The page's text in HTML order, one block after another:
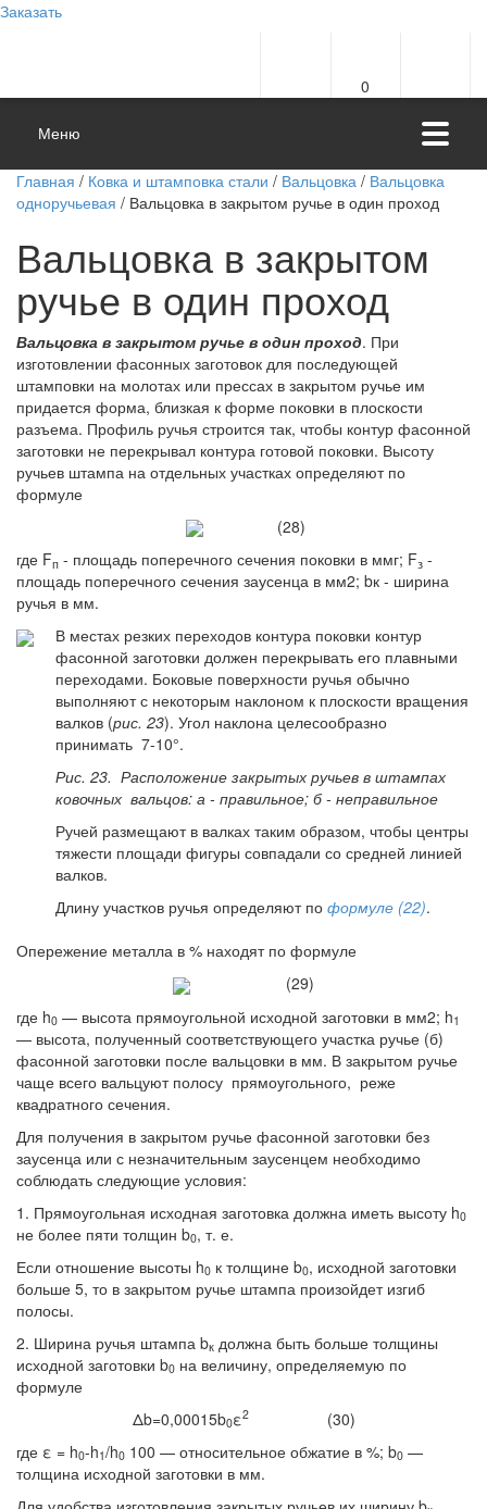
Заказать
0
Меню
Главная / Ковка и штамповка стали / Вальцовка / Вальцовка
одноручьевая / Вальцовка в закрытом ручье в один проход
Вальцовка в закрытом
ручье в один проход
Вальцовка в закрытом ручье в один проход. При
изготовлении фасонных заготовок для последующей
штамповки на молотах или прессах в закрытом ручье им
придается форма, близкая к форме поковки в плоскости
разъема. Профиль ручья строится так, чтобы контур фасонной
заготовки не перекрывал контура готовой поковки. Высоту
ручьев штампа на отдельных участках определяют по
формуле
(28)
где Fп - площадь поперечного сечения поковки в ммг; Fз -
площадь поперечного сечения заусенца в мм2; bк - ширина
ручья в мм.
В местах резких переходов контура поковки контур
фасонной заготовки должен перекрывать его плавными
переходами. Боковые поверхности ручья обычно
выполняют с некоторым наклоном к плоскости вращения
валков (рис. 23). Угол наклона целесообразно
принимать 7-10°.
Рис. 23. Расположение закрытых ручьев в штампах
ковочных вальцов: а - правильное; б - неправильное
Ручей размещают в валках таким образом, чтобы центры
тяжести площади фигуры совпадали со средней линией
валков.
Длину участков ручья определяют по формуле (22).
Опережение металла в % находят по формуле
(29)
где h0 — высота прямоугольной исходной заготовки в мм2; h1
— высота, полученный соответствующего участка ручье (б)
фасонной заготовки после вальцовки в мм. В закрытом ручье
чаще всего вальцуют полосу прямоугольного, реже
квадратного сечения.
Для получения в закрытом ручье фасонной заготовки без
заусенца или с незначительным заусенцем необходимо
соблюдать следующие условия:
1. Прямоугольная исходная заготовка должна иметь высоту h0
не более пяти толщин b0, т. е.
Если отношение высоты h0 к толщине b0, исходной заготовки
больше 5, то в закрытом ручье штампа произойдет изгиб
полосы.
2. Ширина ручья штампа bк должна быть больше толщины
исходной заготовки b0 на величину, определяемую по
формуле
Δb=0,00015b0ε2(30)
где ε = h0-h1/h0 100 — относительное обжатие в %; b0 —
толщина исходной заготовки в мм.